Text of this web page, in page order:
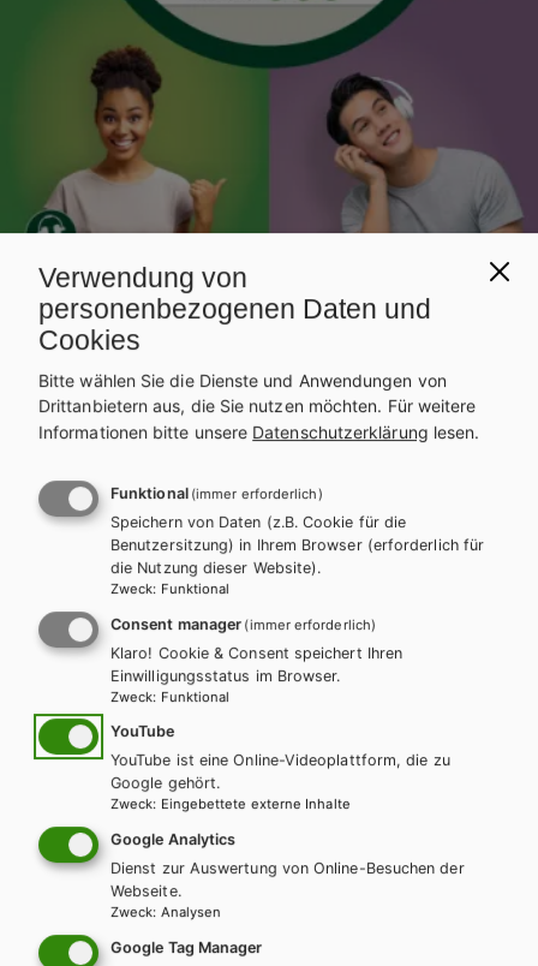
BMHS ENGLISCH
Going for Finals B2 für BHS –
Übungsbuch Englisch zur
RDP-Vorbereitung inkl.
Audiofiles, Volume 2
Auf dieser Seite finden Sie kostenlose Unterrichtsmaterialien zu
unseren Schulbüchern.
INHALTE FÜR SCHÜLER/INNEN
TEXTSORTEN - INFORMATIONEN UND
TIPPS
Textsorten - Informationen
und Tipps
Verwendung von
personenbezogenen Daten und
Cookies
Bitte wählen Sie die Dienste und Anwendungen von
Drittanbietern aus, die Sie nutzen möchten. Für weitere
Informationen bitte unsere Datenschutzerklärung lesen.
Funktional (immer erforderlich)
Speichern von Daten (z.B. Cookie für die
Benutzersitzung) in Ihrem Browser (erforderlich für
die Nutzung dieser Website).
Zweck: Funktional
Consent manager (immer erforderlich)
Klaro! Cookie & Consent speichert Ihren
Einwilligungsstatus im Browser.
Zweck: Funktional
YouTube
YouTube ist eine Online-Videoplattform, die zu
Google gehört.
Zweck: Eingebettete externe Inhalte
Google Analytics
Dienst zur Auswertung von Online-Besuchen der
Webseite.
Zweck: Analysen
Google Tag Manager